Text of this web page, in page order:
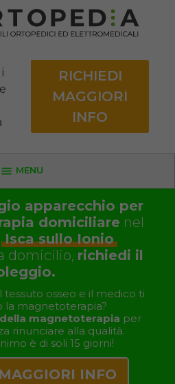
RICHIEDI
MAGGIORI
INFO
MENU
apparecchio per
domiciliare nel
Isca sullo Ionio
domicilio, richiedi il
tessuto osseo e il medico ti
la magnetoterapia?
magnetoterapia per
rinunciare alla qualità.
è di soli 15 giorni!
INFO